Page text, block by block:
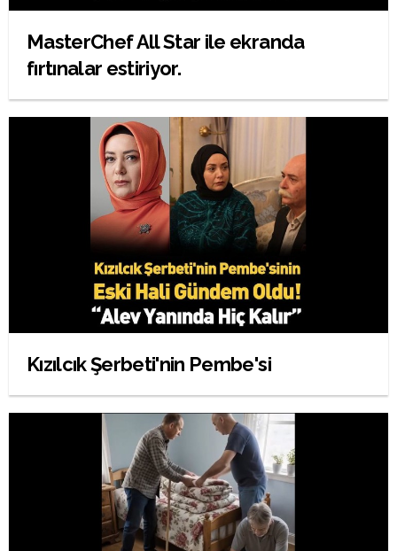
MasterChef All Star ile ekranda
fırtınalar estiriyor.
Kızılcık Şerbeti'nin Pembe'si